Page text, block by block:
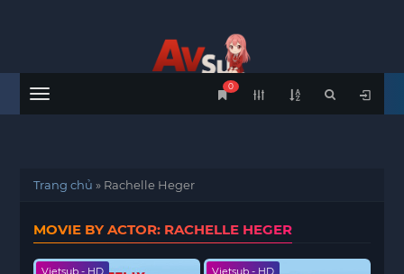
Menu
0
Trang chủ » Rachelle Heger
MOVIE BY ACTOR: RACHELLE HEGER
Vietsub - HD Vietsub - HD